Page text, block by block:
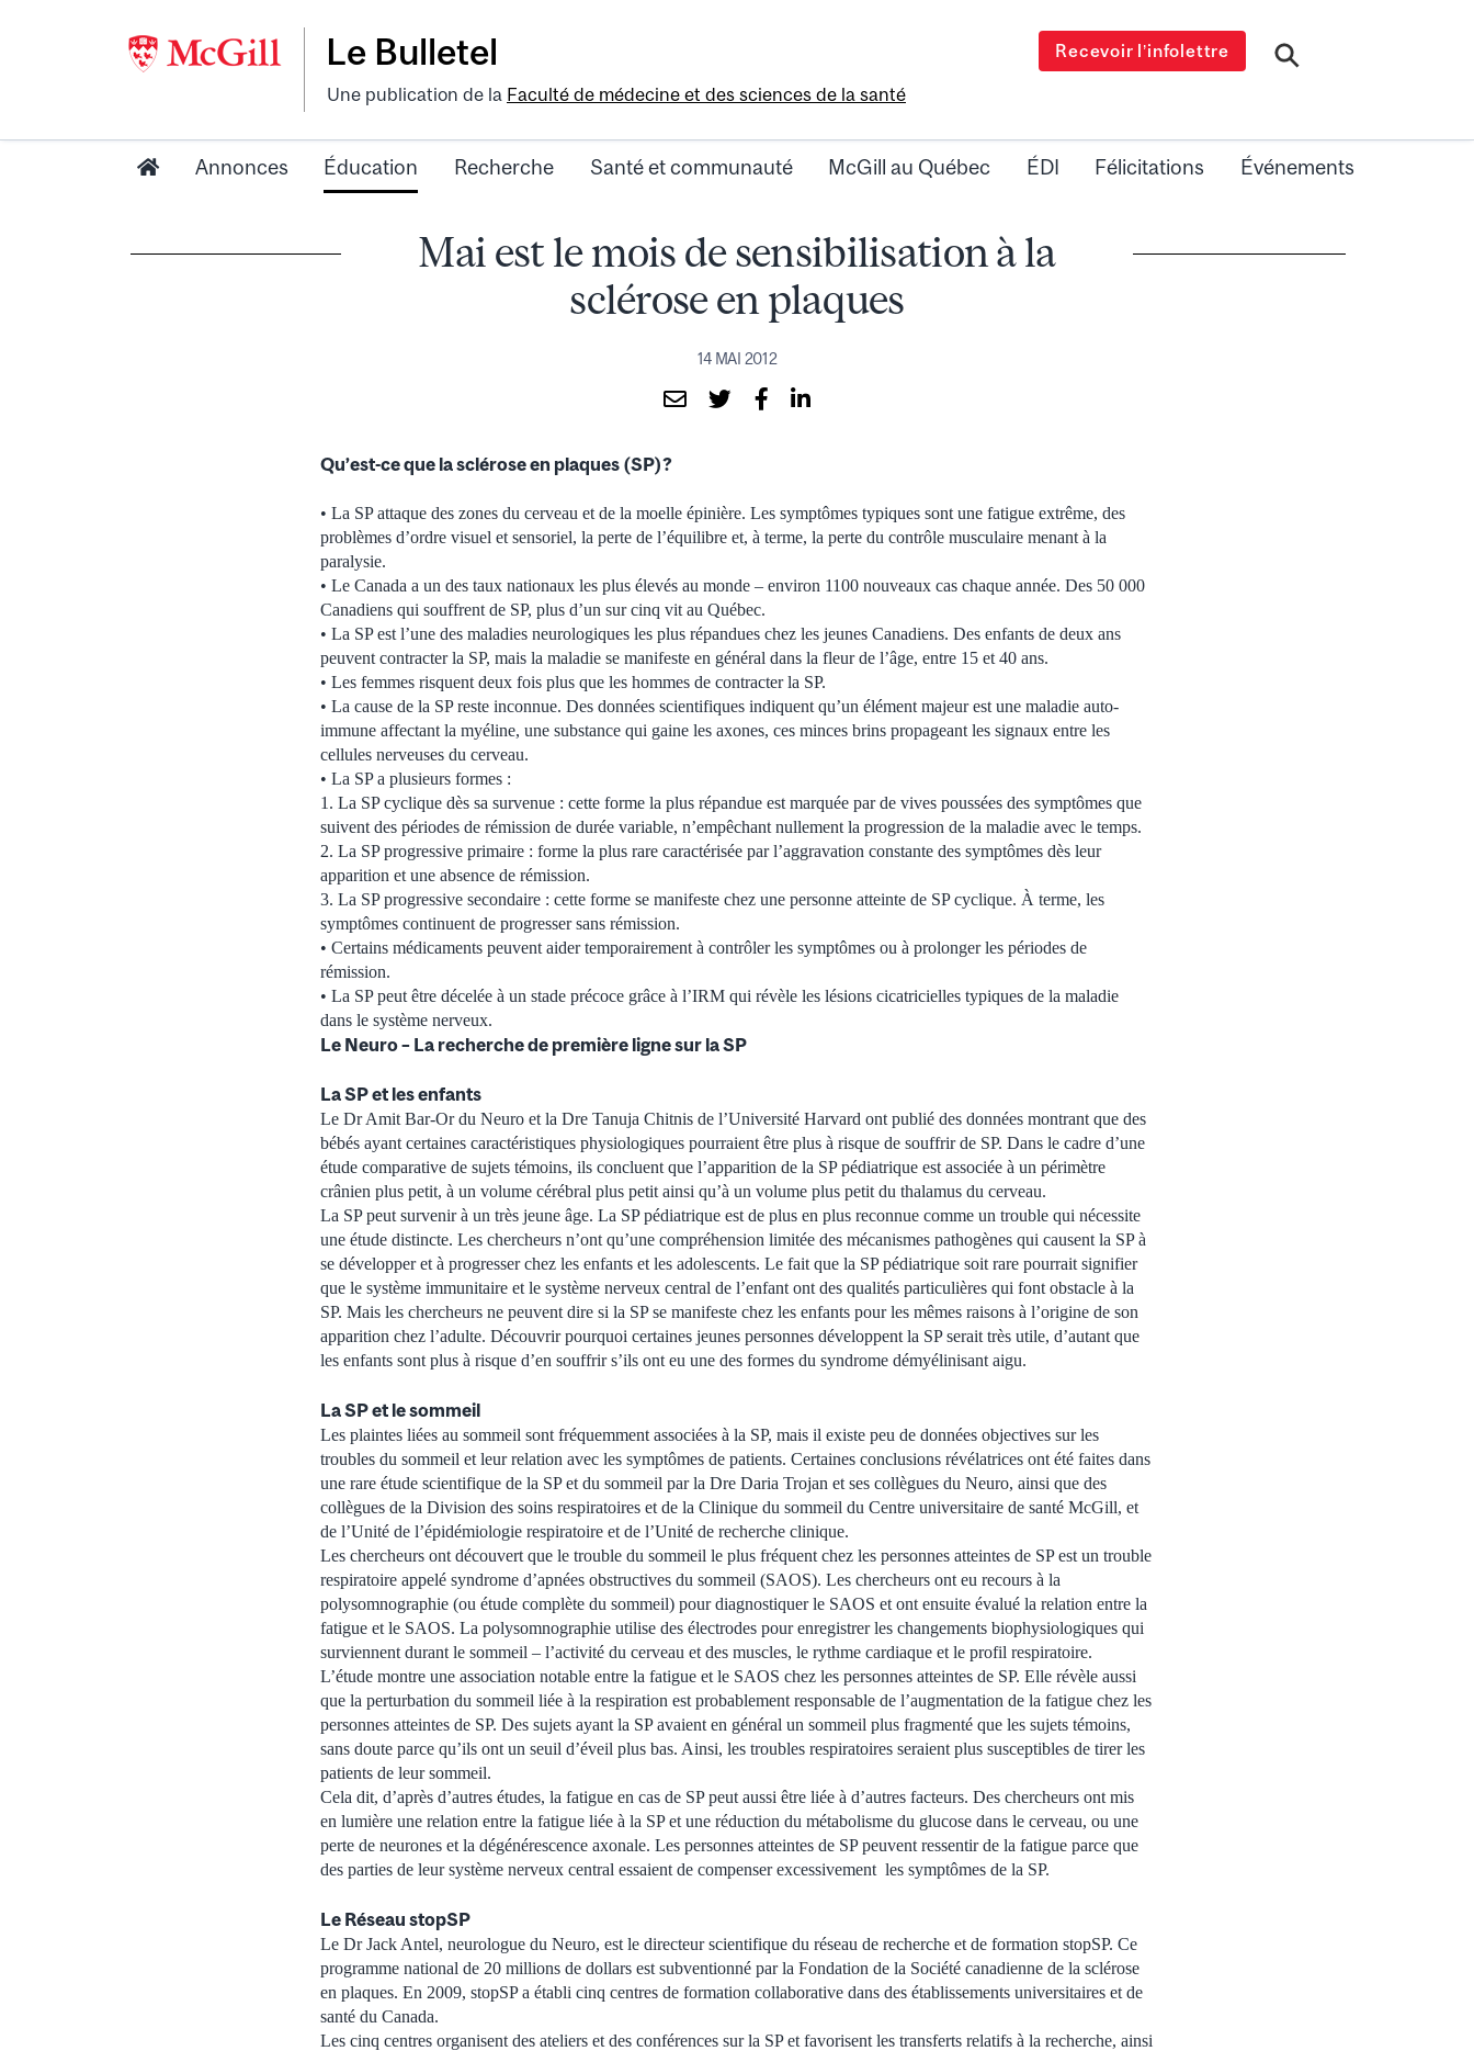
Le Bulletel
Une publication de la Faculté de médecine et des sciences de la santé
Recevoir l’infolettre
Annonces Éducation Recherche Santé et communauté McGill au Québec ÉDI Félicitations Événements
Mai est le mois de sensibilisation à la
sclérose en plaques
14 MAI 2012
Qu’est-ce que la sclérose en plaques (SP)?
• La SP attaque des zones du cerveau et de la moelle épinière. Les symptômes typiques sont une fatigue extrême, des
problèmes d’ordre visuel et sensoriel, la perte de l’équilibre et, à terme, la perte du contrôle musculaire menant à la
paralysie.
• Le Canada a un des taux nationaux les plus élevés au monde – environ 1100 nouveaux cas chaque année. Des 50 000
Canadiens qui souffrent de SP, plus d’un sur cinq vit au Québec.
• La SP est l’une des maladies neurologiques les plus répandues chez les jeunes Canadiens. Des enfants de deux ans
peuvent contracter la SP, mais la maladie se manifeste en général dans la fleur de l’âge, entre 15 et 40 ans.
• Les femmes risquent deux fois plus que les hommes de contracter la SP.
• La cause de la SP reste inconnue. Des données scientifiques indiquent qu’un élément majeur est une maladie auto-
immune affectant la myéline, une substance qui gaine les axones, ces minces brins propageant les signaux entre les
cellules nerveuses du cerveau.
• La SP a plusieurs formes :
1. La SP cyclique dès sa survenue : cette forme la plus répandue est marquée par de vives poussées des symptômes que
suivent des périodes de rémission de durée variable, n’empêchant nullement la progression de la maladie avec le temps.
2. La SP progressive primaire : forme la plus rare caractérisée par l’aggravation constante des symptômes dès leur
apparition et une absence de rémission.
3. La SP progressive secondaire : cette forme se manifeste chez une personne atteinte de SP cyclique. À terme, les
symptômes continuent de progresser sans rémission.
• Certains médicaments peuvent aider temporairement à contrôler les symptômes ou à prolonger les périodes de
rémission.
• La SP peut être décelée à un stade précoce grâce à l’IRM qui révèle les lésions cicatricielles typiques de la maladie
dans le système nerveux.
Le Neuro – La recherche de première ligne sur la SP
La SP et les enfants
Le Dr Amit Bar-Or du Neuro et la Dre Tanuja Chitnis de l’Université Harvard ont publié des données montrant que des
bébés ayant certaines caractéristiques physiologiques pourraient être plus à risque de souffrir de SP. Dans le cadre d’une
étude comparative de sujets témoins, ils concluent que l’apparition de la SP pédiatrique est associée à un périmètre
crânien plus petit, à un volume cérébral plus petit ainsi qu’à un volume plus petit du thalamus du cerveau.
La SP peut survenir à un très jeune âge. La SP pédiatrique est de plus en plus reconnue comme un trouble qui nécessite
une étude distincte. Les chercheurs n’ont qu’une compréhension limitée des mécanismes pathogènes qui causent la SP à
se développer et à progresser chez les enfants et les adolescents. Le fait que la SP pédiatrique soit rare pourrait signifier
que le système immunitaire et le système nerveux central de l’enfant ont des qualités particulières qui font obstacle à la
SP. Mais les chercheurs ne peuvent dire si la SP se manifeste chez les enfants pour les mêmes raisons à l’origine de son
apparition chez l’adulte. Découvrir pourquoi certaines jeunes personnes développent la SP serait très utile, d’autant que
les enfants sont plus à risque d’en souffrir s’ils ont eu une des formes du syndrome démyélinisant aigu.
La SP et le sommeil
Les plaintes liées au sommeil sont fréquemment associées à la SP, mais il existe peu de données objectives sur les
troubles du sommeil et leur relation avec les symptômes de patients. Certaines conclusions révélatrices ont été faites dans
une rare étude scientifique de la SP et du sommeil par la Dre Daria Trojan et ses collègues du Neuro, ainsi que des
collègues de la Division des soins respiratoires et de la Clinique du sommeil du Centre universitaire de santé McGill, et
de l’Unité de l’épidémiologie respiratoire et de l’Unité de recherche clinique.
Les chercheurs ont découvert que le trouble du sommeil le plus fréquent chez les personnes atteintes de SP est un trouble
respiratoire appelé syndrome d’apnées obstructives du sommeil (SAOS). Les chercheurs ont eu recours à la
polysomnographie (ou étude complète du sommeil) pour diagnostiquer le SAOS et ont ensuite évalué la relation entre la
fatigue et le SAOS. La polysomnographie utilise des électrodes pour enregistrer les changements biophysiologiques qui
surviennent durant le sommeil – l’activité du cerveau et des muscles, le rythme cardiaque et le profil respiratoire.
L’étude montre une association notable entre la fatigue et le SAOS chez les personnes atteintes de SP. Elle révèle aussi
que la perturbation du sommeil liée à la respiration est probablement responsable de l’augmentation de la fatigue chez les
personnes atteintes de SP. Des sujets ayant la SP avaient en général un sommeil plus fragmenté que les sujets témoins,
sans doute parce qu’ils ont un seuil d’éveil plus bas. Ainsi, les troubles respiratoires seraient plus susceptibles de tirer les
patients de leur sommeil.
Cela dit, d’après d’autres études, la fatigue en cas de SP peut aussi être liée à d’autres facteurs. Des chercheurs ont mis
en lumière une relation entre la fatigue liée à la SP et une réduction du métabolisme du glucose dans le cerveau, ou une
perte de neurones et la dégénérescence axonale. Les personnes atteintes de SP peuvent ressentir de la fatigue parce que
des parties de leur système nerveux central essaient de compenser excessivement les symptômes de la SP.
Le Réseau stopSP
Le Dr Jack Antel, neurologue du Neuro, est le directeur scientifique du réseau de recherche et de formation stopSP. Ce
programme national de 20 millions de dollars est subventionné par la Fondation de la Société canadienne de la sclérose
en plaques. En 2009, stopSP a établi cinq centres de formation collaborative dans des établissements universitaires et de
santé du Canada.
Les cinq centres organisent des ateliers et des conférences sur la SP et favorisent les transferts relatifs à la recherche, ainsi